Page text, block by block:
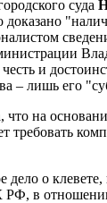
суда
доказано
и
– лишь его
что на
требовать
дело о
РФ, в